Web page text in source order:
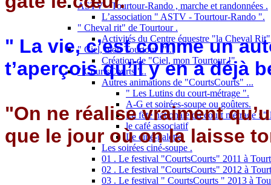
ASTV - Tourtour-Rando , marche et randonnées .
L’association " ASTV - Tourtour-Rando ".
" Cheval rit" de Tourtour .
Activités du Centre équestre "la Cheval Rit"
" Ciel, mon Tourtour !"...
Création de "Ciel, mon Tourtour !"
" CourtsCourts "..
Autres animations de "CourtsCourts" ...
" Les Lutins du court-métrage ".
A-G et soirées-soupe ou goûters.
La fête nationale du court métrage :
le café associatif
Le ciné-galette
Les soirées ciné-soupe .
01 . Le festival "CourtsCourts" 2011 à
02 . Le festival "CourtsCourts" 2012 à
03 . Le festival " CourtsCourts " 2013 à
" La vie, c’est comme un
t’aperçois qu’il y en a déjà
"On ne réalise vraiment
que le jour où on la laisse